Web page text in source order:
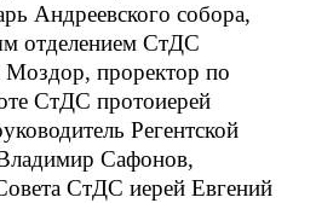
Андреевского собора,
отделением СтДС
проректор по
СтДС протоиерей
Регентской
Сафонов,
СтДС иерей Евгений